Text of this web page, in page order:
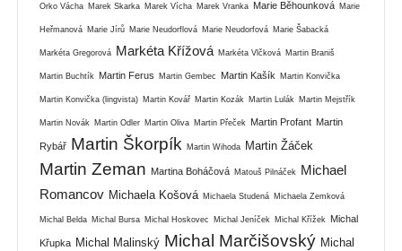
Orko Vácha Marek Skarka Marek Vícha Marek Vranka Marie Běhounková Marie
Heřmanová Marie Jírů Marie Neudorflová Marie Neudorfová Marie Šabacká
Markéta Gregorová Markéta Křížová Markéta Vlčková Martin Braniš
Martin Buchtík Martin Ferus Martin Gembec Martin Kašík Martin Konvička
Martin Konvička (lingvista) Martin Kovář Martin Kozák Martin Lulák Martin Mejstřík
Martin Novák Martin Odler Martin Oliva Martin Přeček Martin Profant Martin
Rybář Martin Škorpík Martin Wihoda Martin Žáček
Martin Zeman Martina Boháčová Matouš Pilnáček
Michael
Romancov Michaela Košová Michaela Studená Michaela Zemková
Michal Belda Michal Bursa Michal Hoskovec Michal Jeníček Michal Křížek Michal
Křupka Michal Malinský Michal Marčišovský Michal